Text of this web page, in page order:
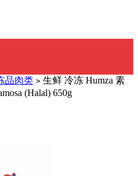
品肉类 > 生鲜 冷冻 Humza 素
(Halal) 650g